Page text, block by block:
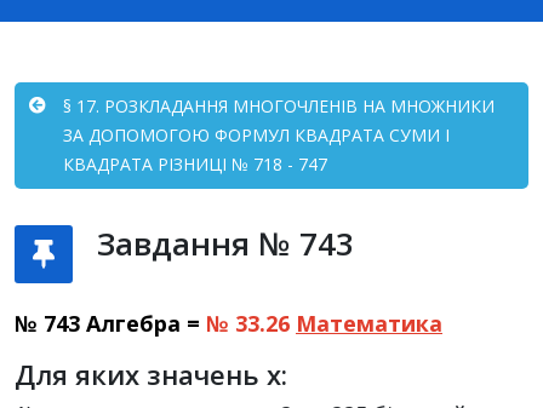
§ 17. РОЗКЛАДАННЯ МНОГОЧЛЕНІВ НА МНОЖНИКИ
ЗА ДОПОМОГОЮ ФОРМУЛ КВАДРАТА СУМИ І
КВАДРАТА РІЗНИЦІ № 718 - 747
Завдання № 743
№ 743 Алгебра = № 33.26 Математика
Для яких значень x: